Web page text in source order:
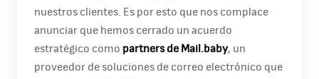
nuestros clientes. Es por esto que nos complace
anunciar que hemos cerrado un acuerdo
estratégico como partners de Mail.baby, un
proveedor de soluciones de correo electrónico que